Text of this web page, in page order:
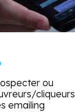
ou
cliqueurs
emailing